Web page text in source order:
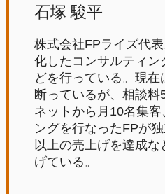
石塚 駿平
株式会社FPライズ代
化したコンサルティン
どを行っている。現
断っているが、相談料
ネットから月10名集
ングを行なったFPが
以上の売上げを達成
げている。